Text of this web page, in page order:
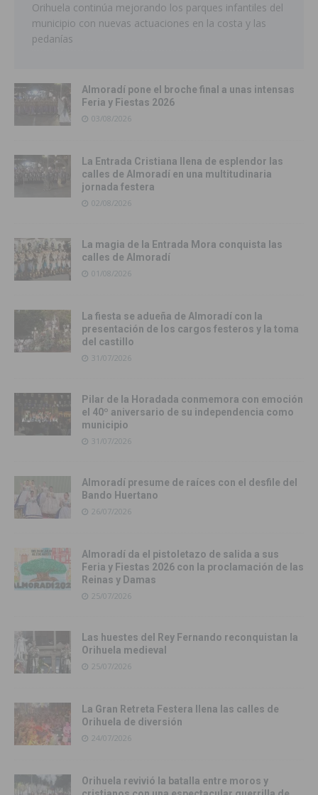
Orihuela continúa mejorando los parques infantiles del
municipio con nuevas actuaciones en la costa y las
pedanías
Almoradí pone el broche final a unas intensas
Feria y Fiestas 2026
03/08/2026
La Entrada Cristiana llena de esplendor las
calles de Almoradí en una multitudinaria
jornada festera
02/08/2026
La magia de la Entrada Mora conquista las
calles de Almoradí
01/08/2026
La fiesta se adueña de Almoradí con la
presentación de los cargos festeros y la toma
del castillo
31/07/2026
Pilar de la Horadada conmemora con emoción
el 40º aniversario de su independencia como
municipio
31/07/2026
Almoradí presume de raíces con el desfile del
Bando Huertano
26/07/2026
Almoradí da el pistoletazo de salida a sus
Feria y Fiestas 2026 con la proclamación de las
Reinas y Damas
25/07/2026
Las huestes del Rey Fernando reconquistan la
Orihuela medieval
25/07/2026
La Gran Retreta Festera llena las calles de
Orihuela de diversión
24/07/2026
Orihuela revivió la batalla entre moros y